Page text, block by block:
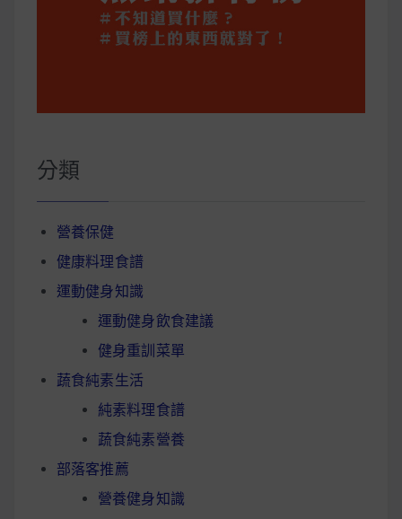
分類
營養保健
健康料理食譜
運動健身知識
運動健身飲食建議
健身重訓菜單
蔬食純素生活
純素料理食譜
蔬食純素營養
部落客推薦
營養健身知識